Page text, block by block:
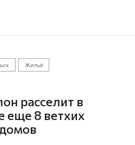
Жильё
расселит в
еще 8 ветхих